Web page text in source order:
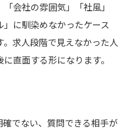
会社の雰囲気」「社風」
」に馴染めなかったケース
求人段階で見えなかった人
直面する形になります。
でない、質問できる相手が